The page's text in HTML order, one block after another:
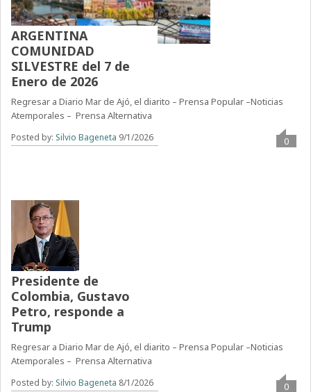
ARGENTINA
COMUNIDAD
SILVESTRE del 7 de
Enero de 2026
Regresar a Diario Mar de Ajó, el diarito – Prensa Popular –Noticias
Atemporales – Prensa Alternativa
Posted by: Silvio Bageneta 9/1/2026 0
Presidente de
Colombia, Gustavo
Petro, responde a
Trump
Regresar a Diario Mar de Ajó, el diarito – Prensa Popular –Noticias
Atemporales – Prensa Alternativa
Posted by: Silvio Bageneta 8/1/2026 0